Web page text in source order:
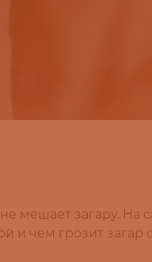
мешает загару. На
и чем грозит загар